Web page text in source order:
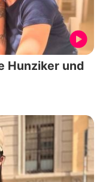
Hunziker und